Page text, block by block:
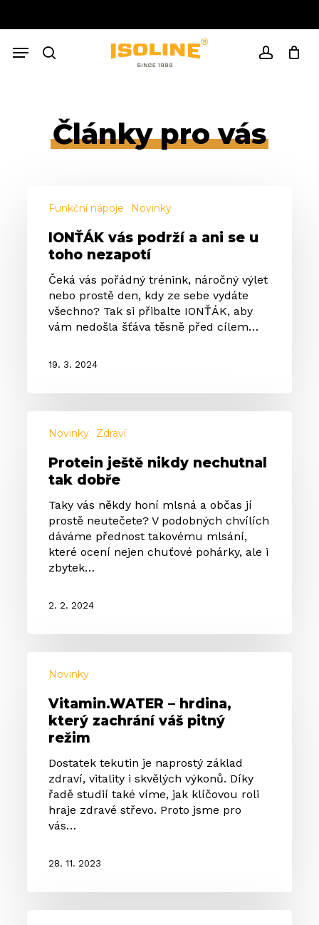
content
search account
Menu
Cart Close
Články pro vás
toho
nezapotí
Funkční nápoje Novinky
IONŤÁK vás podrží a ani se u
toho nezapotí
Čeká vás pořádný trénink, náročný výlet
nebo prostě den, kdy ze sebe vydáte
všechno? Tak si přibalte IONŤÁK, aby
vám nedošla šťáva těsně před cílem…
19. 3. 2024
ještě
nechutnal
Novinky Zdraví
Protein ještě nikdy nechutnal
tak dobře
Taky vás někdy honí mlsná a občas jí
prostě neutečete? V podobných chvílích
dáváme přednost takovému mlsání,
které ocení nejen chuťové pohárky, ale i
zbytek…
2. 2. 2024
který
zachrání
režim
Novinky
Vitamin.WATER – hrdina,
který zachrání váš pitný
režim
Dostatek tekutin je naprostý základ
zdraví, vitality i skvělých výkonů. Díky
řadě studií také víme, jak klíčovou roli
hraje zdravé střevo. Proto jsme pro
vás…
28. 11. 2023